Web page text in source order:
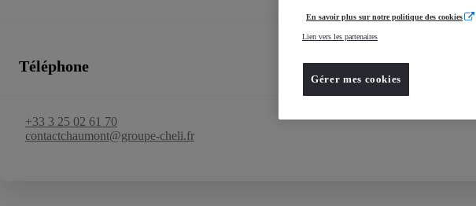
Téléphone
+33 3 25 02 61 70
contactchaumont@groupe-cheli.fr
En savoir plus sur notre politique des cookies
Lien vers les partenaires
Gérer mes cookies